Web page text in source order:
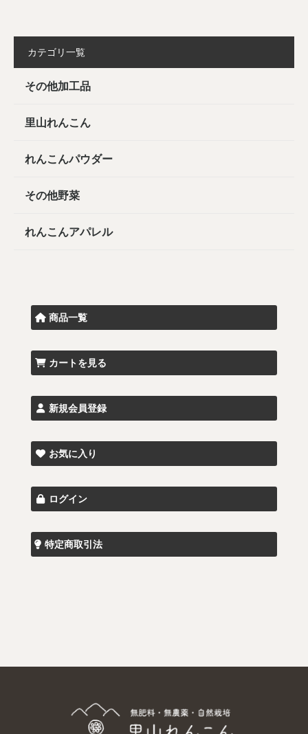
カテゴリ一覧
その他加工品
里山れんこん
れんこんパウダー
その他野菜
れんこんアパレル
商品一覧
カートを見る
新規会員登録
お気に入り
ログイン
特定商取引法